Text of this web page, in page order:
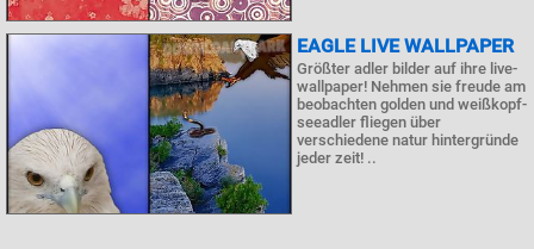
EAGLE LIVE WALLPAPER
Größter adler bilder auf ihre live-
wallpaper! Nehmen sie freude am
beobachten golden und weißkopf-
seeadler fliegen über
verschiedene natur hintergründe
jeder zeit! ..